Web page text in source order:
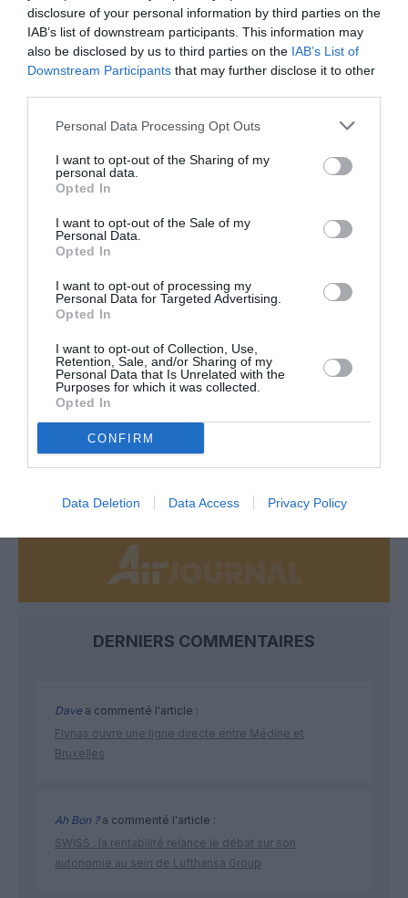
disclosure of your personal information by third parties on the
IAB’s list of downstream participants. This information may
also be disclosed by us to third parties on the IAB’s List of
Downstream Participants that may further disclose it to other
Personal Data Processing Opt Outs
I want to opt-out of the Sharing of my
personal data.
Opted In
I want to opt-out of the Sale of my
Personal Data.
Opted In
I want to opt-out of processing my
Personal Data for Targeted Advertising.
Opted In
I want to opt-out of Collection, Use,
Retention, Sale, and/or Sharing of my
Personal Data that Is Unrelated with the
Purposes for which it was collected.
Opted In
CONFIRM
Data Deletion Data Access Privacy Policy
@ LSO : Exacte, j’ai inversé. Merci
RÉPONDRE
RÉPONDRE
Appel aux lecteurs !
Soutenez Air Journal participez
développement !
DERNIERS COMMENTAIRES
Davea commenté l'article :
Flynas ouvre une ligne directe entre Médine et
Bruxelles
Ah Bon ?a commenté l'article :
SWISS : la rentabilité relance le débat sur son
autonomie au sein de Lufthansa Group